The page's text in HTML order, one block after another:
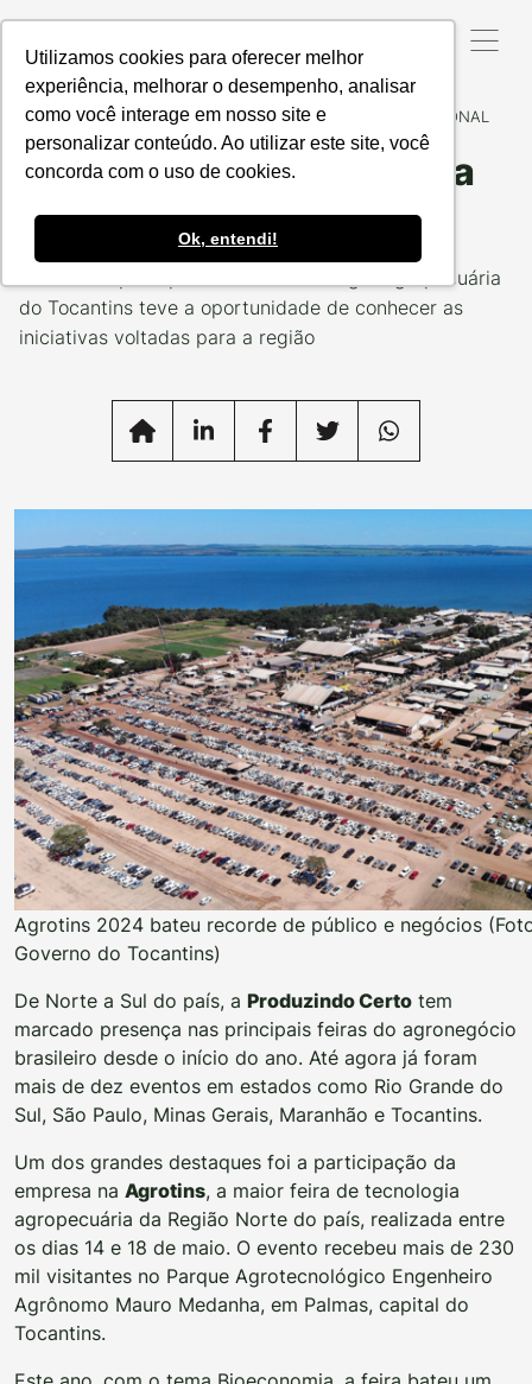
Utilizamos cookies para oferecer melhor
experiência, melhorar o desempenho, analisar
como você interage em nosso site e
personalizar conteúdo. Ao utilizar este site, você
concorda com o uso de cookies.
Ok, entendi!
Data da Postagem:22/05/2024Categoria: INSTITUCIONAL
Produzindo Certo marca
presença na Agrotins
Público da principal Feira de Tecnologia Agropecuária
do Tocantins teve a oportunidade de conhecer as
iniciativas voltadas para a região
Agrotins 2024 bateu recorde de público e negócios
Governo do Tocantins)
De Norte a Sul do país, a Produzindo Certo tem
marcado presença nas principais feiras do agronegócio
brasileiro desde o início do ano. Até agora já foram
mais de dez eventos em estados como Rio Grande do
Sul, São Paulo, Minas Gerais, Maranhão e Tocantins.
Um dos grandes destaques foi a participação da
empresa na Agrotins, a maior feira de tecnologia
agropecuária da Região Norte do país, realizada entre
os dias 14 e 18 de maio. O evento recebeu mais de 230
mil visitantes no Parque Agrotecnológico Engenheiro
Agrônomo Mauro Medanha, em Palmas, capital do
Tocantins.